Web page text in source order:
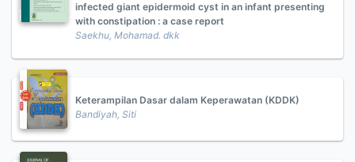
infected giant epidermoid cyst in an infant presenting
with constipation : a case report
Saekhu, Mohamad. dkk
Keterampilan Dasar dalam Keperawatan (KDDK)
Bandiyah, Siti